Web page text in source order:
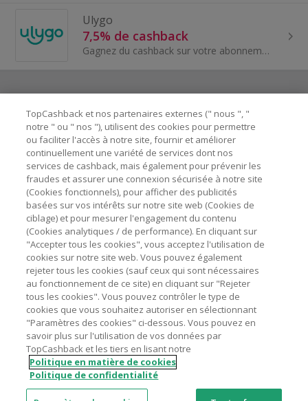
Ulygo
7,5% de cashback
Gagnez du cashback sur votre abonnement assurance avec la marque Ulygo.
Besoin d'aide ?
Astuces pour économiser
A propos de
Contactez-nous
Mentions légales
Nos sites UK US CN JP DE AU
TopCashback et nos partenaires externes (" nous ", "
notre " ou " nos "), utilisent des cookies pour permettre
ou faciliter l'accès à notre site, fournir et améliorer
continuellement une variété de services dont nos
services de cashback, mais également pour prévenir les
fraudes et assurer une connexion sécurisée à notre site
(Cookies fonctionnels), pour afficher des publicités
basées sur vos intérêts sur notre site web (Cookies de
ciblage) et pour mesurer l'engagement du contenu
(Cookies analytiques / de performance). En cliquant sur
"Accepter tous les cookies", vous acceptez l'utilisation de
cookies sur notre site web. Vous pouvez également
rejeter tous les cookies (sauf ceux qui sont nécessaires
au fonctionnement de ce site) en cliquant sur "Rejeter
tous les cookies". Vous pouvez contrôler le type de
cookies que vous souhaitez autoriser en sélectionnant
"Paramètres des cookies" ci-dessous. Vous pouvez en
savoir plus sur l'utilisation de vos données par
TopCashback et les tiers en lisant notre
Politique en matière de cookies
Politique de confidentialité